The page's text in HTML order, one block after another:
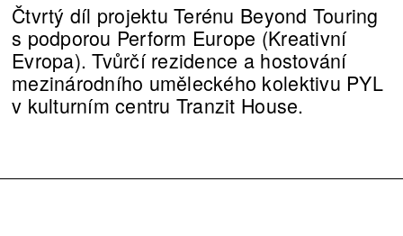
Čtvrtý díl projektu Terénu Beyond Touring
s podporou Perform Europe (Kreativní
Evropa). Tvůrčí rezidence a hostování
mezinárodního uměleckého kolektivu PYL
v kulturním centru Tranzit House.